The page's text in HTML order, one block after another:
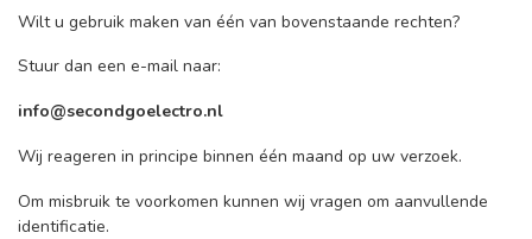
Wilt u gebruik maken van één van bovenstaande rechten?
Stuur dan een e-mail naar:
info@secondgoelectro.nl
Wij reageren in principe binnen één maand op uw verzoek.
Om misbruik te voorkomen kunnen wij vragen om aanvullende
identificatie.